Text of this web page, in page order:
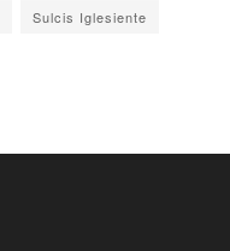
Sulcis Iglesiente